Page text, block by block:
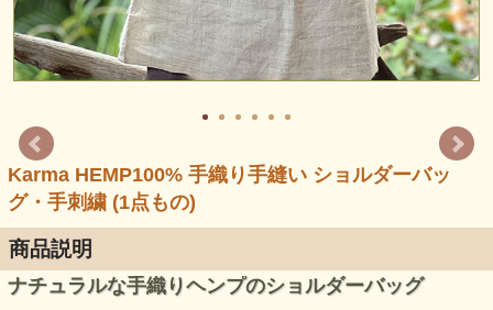
Karma HEMP100% 手織り手縫い ショルダーバッ
グ・手刺繍 (1点もの)
商品説明
ナチュラルな手織りヘンプのショルダーバッグ